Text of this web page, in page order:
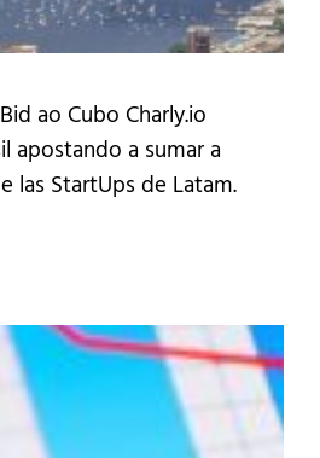
ao Cubo Charly.io
apostando a sumar a
las StartUps de Latam.